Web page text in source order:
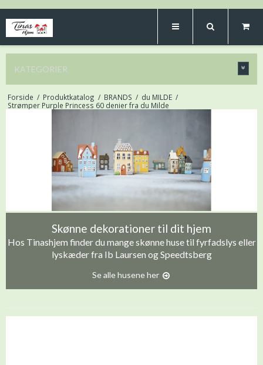
KATEGORIER
Forside / Produktkatalog / BRANDS / du MILDE /
Strømper Purple Princess 60 denier fra du Milde
Skønne dekorationer til dit hjem
Hos Tinashjem finder du mange skønne huse til fyrfadslys eller
lyskæder fra Ib Laursen og Speedtsberg
Se alle husene her